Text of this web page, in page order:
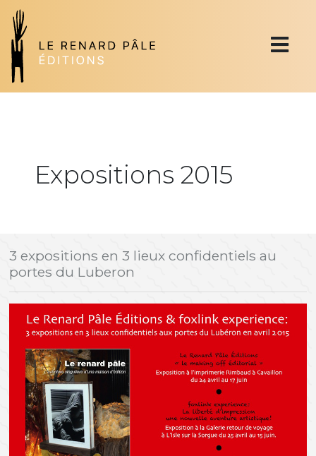
Expositions 2015
3 expositions en 3 lieux confidentiels au
portes du Luberon